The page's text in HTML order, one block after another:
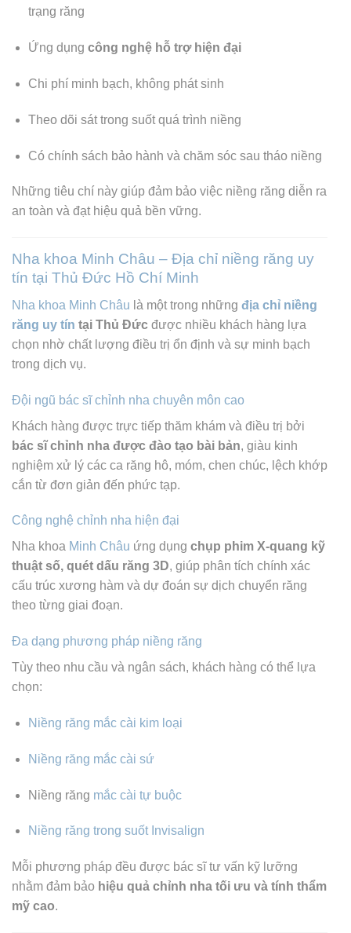
trạng răng
Ứng dụng công nghệ hỗ trợ hiện đại
Chi phí minh bạch, không phát sinh
Theo dõi sát trong suốt quá trình niềng
Có chính sách bảo hành và chăm sóc sau tháo niềng
Những tiêu chí này giúp đảm bảo việc niềng răng diễn ra
an toàn và đạt hiệu quả bền vững.
Nha khoa Minh Châu – Địa chỉ niềng răng uy
tín tại Thủ Đức Hồ Chí Minh
Nha khoa Minh Châu là một trong những địa chỉ niềng
răng uy tín tại Thủ Đức được nhiều khách hàng lựa
chọn nhờ chất lượng điều trị ổn định và sự minh bạch
trong dịch vụ.
Đội ngũ bác sĩ chỉnh nha chuyên môn cao
Khách hàng được trực tiếp thăm khám và điều trị bởi
bác sĩ chỉnh nha được đào tạo bài bản, giàu kinh
nghiệm xử lý các ca răng hô, móm, chen chúc, lệch khớp
cắn từ đơn giản đến phức tạp.
Công nghệ chỉnh nha hiện đại
Nha khoa Minh Châu ứng dụng chụp phim X-quang kỹ
thuật số, quét dấu răng 3D, giúp phân tích chính xác
cấu trúc xương hàm và dự đoán sự dịch chuyển răng
theo từng giai đoạn.
Đa dạng phương pháp niềng răng
Tùy theo nhu cầu và ngân sách, khách hàng có thể lựa
chọn:
Niềng răng mắc cài kim loại
Niềng răng mắc cài sứ
Niềng răng mắc cài tự buộc
Niềng răng trong suốt Invisalign
Mỗi phương pháp đều được bác sĩ tư vấn kỹ lưỡng
nhằm đảm bảo hiệu quả chỉnh nha tối ưu và tính thẩm
mỹ cao.